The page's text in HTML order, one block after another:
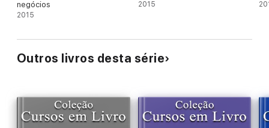
negócios
2015
2015
Outros livros desta série